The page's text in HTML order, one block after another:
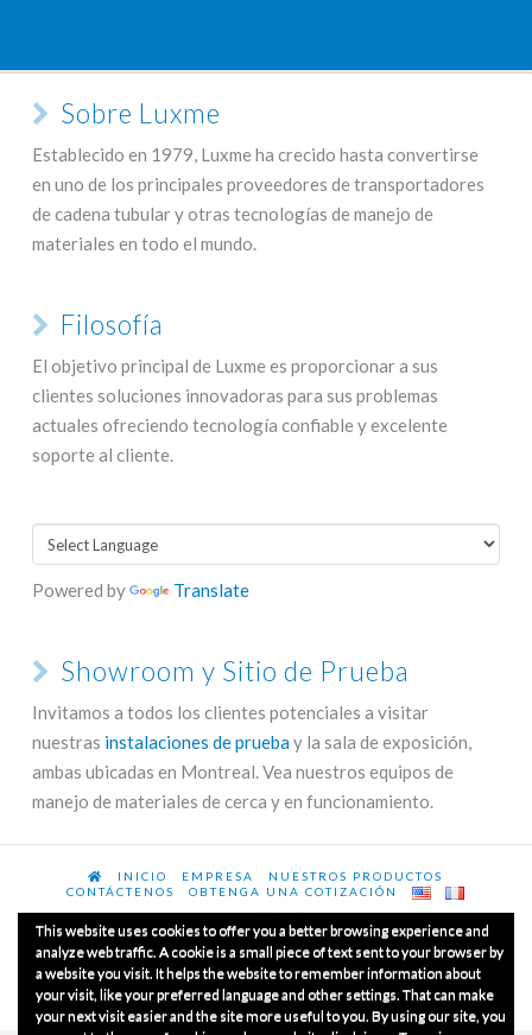
Sobre Luxme
Establecido en 1979, Luxme ha crecido hasta convertirse
en uno de los principales proveedores de transportadores
de cadena tubular y otras tecnologías de manejo de
materiales en todo el mundo.
Filosofía
El objetivo principal de Luxme es proporcionar a sus
clientes soluciones innovadoras para sus problemas
actuales ofreciendo tecnología confiable y excelente
soporte al cliente.
Powered by Translate
Showroom y Sitio de Prueba
Invitamos a todos los clientes potenciales a visitar
nuestras instalaciones de pruebay la sala de exposición,
ambas ubicadas en Montreal. Vea nuestros equipos de
manejo de materiales de cerca y en funcionamiento.
INICIO EMPRESA
NUESTROS PRODUCTOS
CONTÁCTENOS
OBTENGA UNA COTIZACIÓN
© Copyrights 2020Luxme International Ltd.Todos los
derechos reservados.
This website uses cookies to offer you a better browsing experience and
analyze web traffic. A cookie is a small piece of text sent to your browser by
a website you visit. It helps the website to remember information about
your visit, like your preferred language and other settings. That can make
your next visit easier and the site more useful to you. By using our site, you